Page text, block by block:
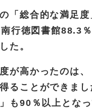
「総合的な満足
行徳図書館88.3
た。
が高かったのは
ることができま
も90％以上とな